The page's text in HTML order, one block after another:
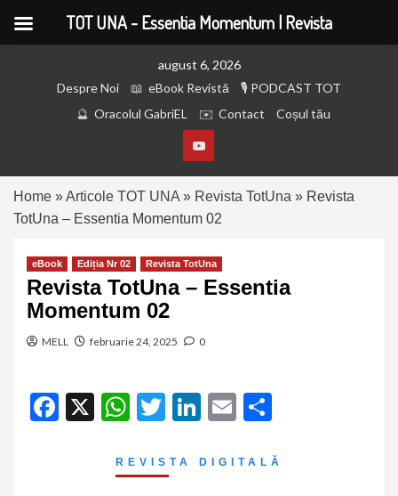
august 6, 2026
Despre Noi
eBook Revistă
PODCAST TOT
Oracolul GabriEL
Contact Coșul tău
Home »Articole TOT UNA » Revista TotUna » Revista
TotUna – Essentia Momentum 02
eBook Ediția Nr 02 Revista TotUna
Revista TotUna – Essentia
Momentum 02
MELL februarie 24, 2025 0
Facebook
X WhatsApp
Twitter
LinkedIn
Email
REVISTA DIGITALĂ
TOT UNA - Essentia Momentum | Revista